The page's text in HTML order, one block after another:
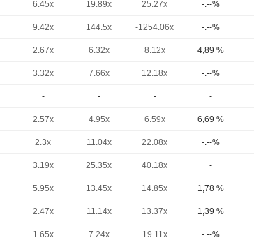
6.45x 19.89x 25.27x -.--%
9.42x 144.5x -1254.06x -.--%
2.67x 6.32x 8.12x 4,89 %
3.32x 7.66x 12.18x -.--%
- - - -
2.57x 4.95x 6.59x 6,69 %
2.3x 11.04x 22.08x -.--%
3.19x 25.35x 40.18x -
5.95x 13.45x 14.85x 1,78 %
2.47x 11.14x 13.37x 1,39 %
1.65x 7.24x 19.11x -.--%